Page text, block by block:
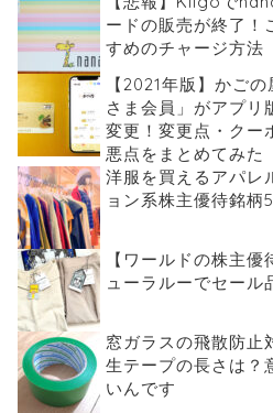
ードの販売が終了！
すめのチャージ方法
【2021年版】かご
さま会員」がアプリ
変更！変更点・クー
悪点をまとめてみた
洋服を買えるアパレ
ョン系株主優待銘柄
【ワールドの株主優
ューラルーでセール
窓ガラスの飛散防止
生テープの長さは？
いんです